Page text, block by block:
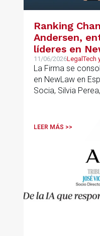
Ranking
Andersen,
líderes en
España y
11/06/2026LegalTech
La Firma se
en NewLaw en
Socia, Silvia
LEER MÁS >>